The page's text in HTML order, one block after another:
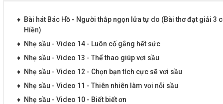
♦ Bài hát Bác Hồ - Người thắp ngọn lửa tự do (Bài thơ đạt giải 3
Hiền)
♦ Nhẹ sầu - Video 14 - Luôn cố gắng hết sức
♦ Nhẹ sầu - Video 13 - Thể thao giúp vơi sầu
♦ Nhẹ sầu - Video 12 - Chọn bạn tích cực sẽ vơi sầu
♦ Nhẹ sầu - Video 11 - Thiên nhiên làm vơi nỗi sầu
♦ Nhẹ sầu - Video 10 - Biết biết ơn